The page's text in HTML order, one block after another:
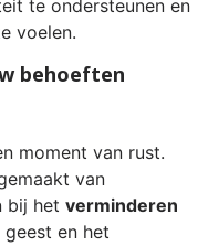
te ondersteunen en
voelen.
behoeften
moment van rust.
van
bij het verminderen
en het